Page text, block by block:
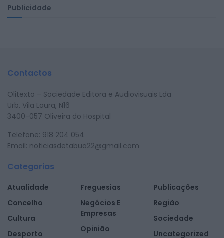
Publicidade
Contactos
Olitexto – Sociedade Editora e Audiovisuais Lda
Urb. Vila Laura, N16
3400-057 Oliveira do Hospital
Telefone: 918 204 054
Email: noticiasdetabua22@gmail.com
Categorias
Atualidade
Concelho
Cultura
Desporto
Freguesias
Negócios E
Empresas
Opinião
Publicações
Região
Sociedade
Uncategorized